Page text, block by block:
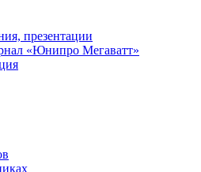
презентации
«Юнипро Мегаватт»